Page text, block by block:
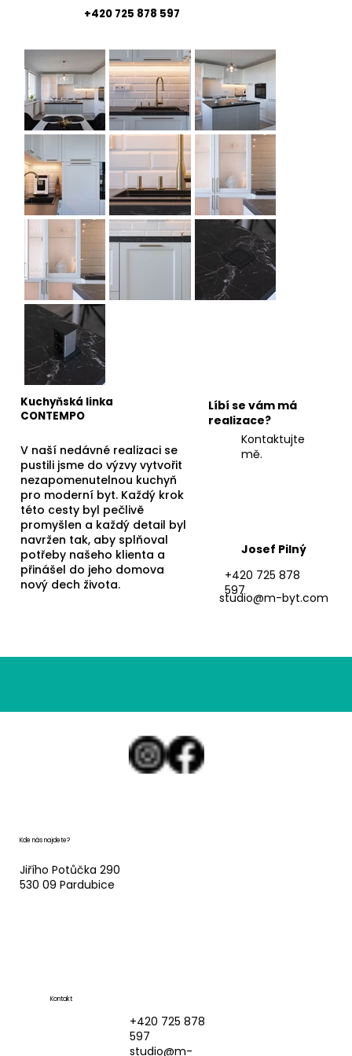
+420 725 878 597
Kuchyňská linka
CONTEMPO
V naší nedávné realizaci se
pustili jsme do výzvy vytvořit
nezapomenutelnou kuchyň
pro moderní byt. Každý krok
této cesty byl pečlivě
promyšlen a každý detail byl
navržen tak, aby splňoval
potřeby našeho klienta a
přinášel do jeho domova
nový dech života.
Josef Pilný
+420 725 878
597
studio@m-byt.com
Líbí se vám má
realizace?
Kontaktujte
mě.
Kde nás najdete?
Jiřího Potůčka 290
530 09 Pardubice
Kontakt
+420 725 878
597
studio@m-